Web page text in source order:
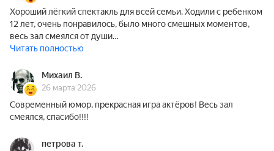
Хороший лёгкий спектакль для всей семьи. Ходили с ребенком
12 лет, очень понравилось, было много смешных моментов,
весь зал смеялся от души…
Читать полностью
Михаил В.
26 марта 2026
Современный юмор, прекрасная игра актёров! Весь зал
смеялся, спасибо!!!!
петрова т.